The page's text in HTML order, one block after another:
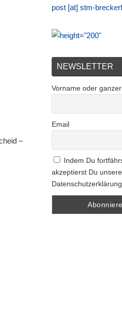
–
post [at] stm-
NEWSLETTER
Vorname oder
Email
Indem Du
akzeptierst Du unsere